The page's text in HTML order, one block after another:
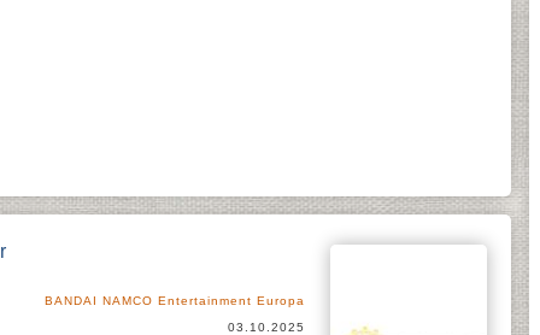
BANDAI NAMCO Entertainment Europa
03.10.2025